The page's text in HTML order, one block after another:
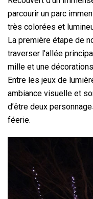
parcourir un parc
très colorées et
La première étape de
traverser l’allée
mille et une
Entre les jeux de
ambiance visuelle et
d’être deux
féerie.